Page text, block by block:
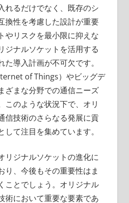
れるだけでなく、既存のシ
換性を考慮した設計が重要
やリスクを最小限に抑えな
ジナルソケットを活用する
導入計画が不可欠です。
of Things）やビッグデ
ざまな分野での通信ニーズ
このような状況下で、オリ
信技術のさらなる発展に貢
て注目を集めています。
リジナルソケットの進化に
り、今後もその重要性はま
ことでしょう。オリジナル
術において重要な要素であ